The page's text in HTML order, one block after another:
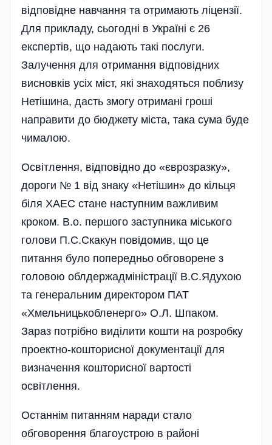
відповідне навчання та отримають ліцензії.
Для прикладу, сьогодні в Україні є 26
експертів, що надають такі послуги.
Залучення для отримання відповідних
висновків усіх міст, які знаходяться поблизу
Нетішина, дасть змогу отримані гроші
направити до бюджету міста, така сума буде
чималою.
Освітлення, відповідно до «євро­зраз­ку»,
дороги № 1 від знаку «Нетішин» до кільця
біля ХАЕС стане наступним важливим
кроком. В.о. першого заступника міського
голови П.С.Скакун по­ві­домив­, що це
питання було попередньо обговорене з
головою облдержадміністрації В.С.Ядухою
та генеральним директор­ом ПАТ
«Хмельницькобленерго» О.Л. Шпаком.
Зараз потрібно виділити кошти на розробку
проектно-кошторисної документації для
визначення кошторисної вартості
освітлення.
Останнім питанням наради стало
обговорення благоустрою в районі